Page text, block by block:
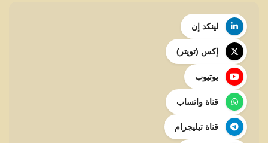
لينكد إن
إكس (تويتر)
يوتيوب
قناة واتساب
قناة تيليجرام